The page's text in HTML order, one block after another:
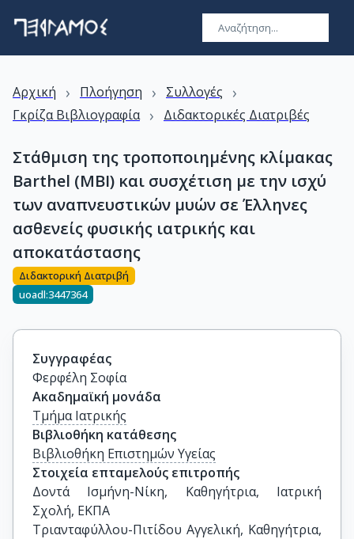
Αρχική › Πλοήγηση › Συλλογές ›
Γκρίζα Βιβλιογραφία › Διδακτορικές Διατριβές
Στάθμιση της τροποποιημένης κλίμακας
Barthel (MBI) και συσχέτιση με την ισχύ
των αναπνευστικών μυών σε Έλληνες
ασθενείς φυσικής ιατρικής και
αποκατάστασης
Διδακτορική Διατριβή
uoadl:3447364
Συγγραφέας
Φερφέλη Σοφία
Ακαδημαϊκή μονάδα
Τμήμα Ιατρικής
Βιβλιοθήκη κατάθεσης
Βιβλιοθήκη Επιστημών Υγείας
Στοιχεία επταμελούς επιτροπής
Δοντά Ισμήνη-Νίκη, Καθηγήτρια, Ιατρική
Σχολή, ΕΚΠΑ
Τριανταφύλλου-Πιτίδου Αγγελική, Καθηγήτρια,